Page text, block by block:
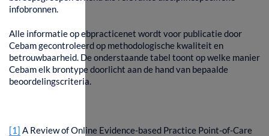
infobronnen.
Alle informatie op ebpracticenet wordt voor publicatie door
Cebam gecontroleerd op methodologische kwaliteit en
betrouwbaarheid. De onderstaande tabel toont op welke manier
Cebam elk brontype doorlicht aan de hand van bepaalde
beoordelingscriteria.
[1] A Review of Online Evidence-based Practice Point-of-Care